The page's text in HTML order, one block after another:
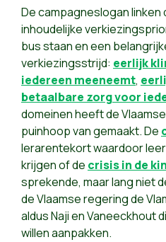
De campagneslogan linken
inhoudelijke
bus staan en een
verkiezingsstrijd: eerlijk
iedereen meeneemt,
betaalbare zorg voor
domeinen heeft de
puinhoop van gemaakt. De
lerarentekort waardoor
krijgen of de crisis in de
sprekende, maar lang niet
de Vlaamse regering de
aldus Naji en Vaneeckhout
willen aanpakken.